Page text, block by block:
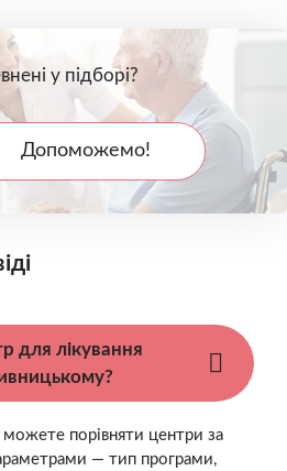
у підборі?
Допоможемо!
для лікування
порівняти центри за
— тип програми,